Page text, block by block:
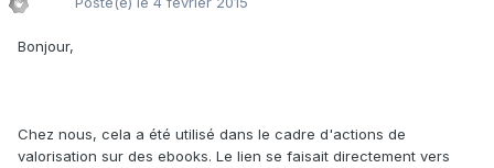
Bonjour,
Chez nous, cela a été utilisé dans le cadre d'actions de
valorisation sur des ebooks. Le lien se faisait directement vers